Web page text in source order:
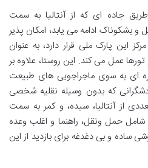
جاده ای که از آنتالیا به سمت
بشکوناک ادامه می یابد، امکان پذیر
این پارک ملی قرار دارد، به عنوان
عمل می کند. این روستا، علاوه بر
ای به سوی ماجراجویی های طبیعت
که بدون وسیله نقلیه شخصی
از آنتالیا، سیده، و کمر به سمت
شامل حمل ونقل، راهنما و اغلب وعده
ساده و بی دغدغه برای بازدید از این